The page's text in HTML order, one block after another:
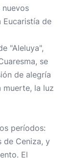
Eucaristía de
"Aleluya",
se
de alegría
la luz
períodos:
de Ceniza, y
El